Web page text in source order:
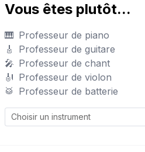
Vous êtes plutôt...
🎹 Professeur de piano
🎸
Professeur de guitare
🎤 Professeur de chant
🎻 Professeur de violon
🥁 Professeur de batterie